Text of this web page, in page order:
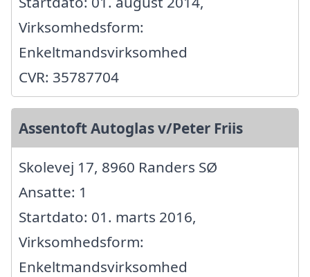
Virksomhedsform:
Enkeltmandsvirksomhed
CVR: 35787704
Assentoft Autoglas v/Peter Friis
Skolevej 17, 8960 Randers SØ
Ansatte: 1
Startdato: 01. marts 2016,
Virksomhedsform:
Enkeltmandsvirksomhed